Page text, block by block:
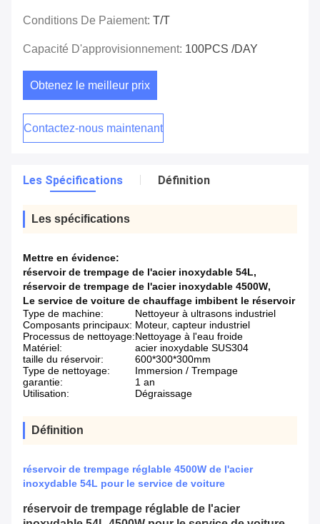
Conditions De Paiement: T/T
Capacité D'approvisionnement: 100PCS /DAY
Obtenez le meilleur prix
Contactez-nous maintenant
Les Spécifications Définition
Les spécifications
Mettre en évidence:
réservoir de trempage de l'acier inoxydable 54L,
réservoir de trempage de l'acier inoxydable 4500W,
Le service de voiture de chauffage imbibent le réservoir
Type de machine:
Nettoyeur à ultrasons industriel
Composants principaux: Moteur, capteur industriel
Processus de nettoyage:Nettoyage à l'eau froide
Matériel:
acier inoxydable SUS304
taille du réservoir:
600*300*300mm
Type de nettoyage:
Immersion / Trempage
garantie:
1 an
Utilisation:
Dégraissage
Définition
réservoir de trempage réglable 4500W de l'acier
inoxydable 54L pour le service de voiture
réservoir de trempage réglable de l'acier